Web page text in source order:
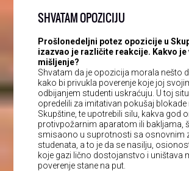
SHVATAM OPOZICIJU
Prošlonedeljni potez opozicije u
izazvao je različite reakcije. Kakvo je
mišljenje?
Shvatam da je opozicija morala nešto
kako bi privukla poverenje koje joj
odbijanjem studenti uskraćuju. U toj
opredelili za imitativan pokušaj blokade
Skupštine, te upotrebili silu, kakva god
protivpožarnim aparatom ili bakljama,
smisaono u suprotnosti sa osnovnim
studenata, a to je da se nasilju,
koje gazi lično dostojanstvo i uništava
poverenje stane na put.